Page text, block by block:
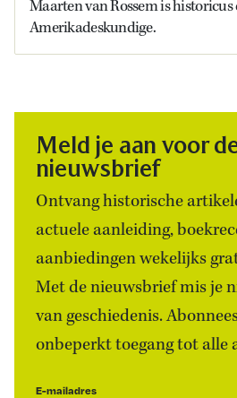
Maarten van Rossem is historicus
Amerikadeskundige.
Meld je aan voor
nieuwsbrief
Ontvang historische
actuele aanleiding,
aanbiedingen wekelijks
Met de nieuwsbrief mis je
van geschiedenis.
onbeperkt toegang tot alle
E-mailadres